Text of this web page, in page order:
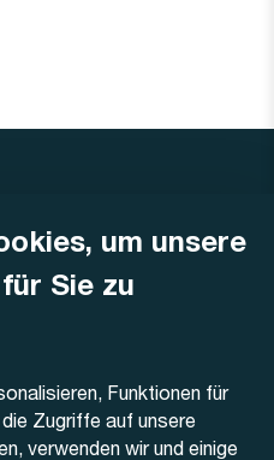
um unsere
Sie zu
Funktionen für
Zugriffe auf unsere
verwenden wir und einige